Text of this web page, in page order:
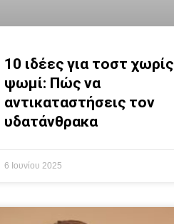
10 ιδέες για τοστ χωρίς
ψωμί: Πώς να
αντικαταστήσεις τον
υδατάνθρακα
6 Ιουνίου 2025